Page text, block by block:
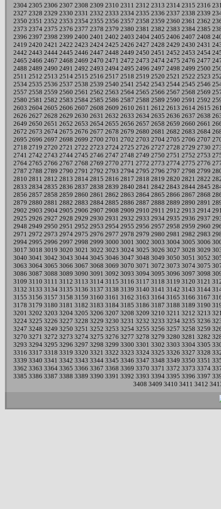
2304 2305 2306 2307 2308 2309 2310 2311 2312 2313 2314 2315 2316
2327 2328 2329 2330 2331 2332 2333 2334 2335 2336 2337 2338 2339
2350 2351 2352 2353 2354 2355 2356 2357 2358 2359 2360 2361 2362
2373 2374 2375 2376 2377 2378 2379 2380 2381 2382 2383 2384 2385
2396 2397 2398 2399 2400 2401 2402 2403 2404 2405 2406 2407 2408
2419 2420 2421 2422 2423 2424 2425 2426 2427 2428 2429 2430 2431
2442 2443 2444 2445 2446 2447 2448 2449 2450 2451 2452 2453 2454
2465 2466 2467 2468 2469 2470 2471 2472 2473 2474 2475 2476 2477
2488 2489 2490 2491 2492 2493 2494 2495 2496 2497 2498 2499 2500
2511 2512 2513 2514 2515 2516 2517 2518 2519 2520 2521 2522 2523
2534 2535 2536 2537 2538 2539 2540 2541 2542 2543 2544 2545 2546
2557 2558 2559 2560 2561 2562 2563 2564 2565 2566 2567 2568 2569
2580 2581 2582 2583 2584 2585 2586 2587 2588 2589 2590 2591 2592
2603 2604 2605 2606 2607 2608 2609 2610 2611 2612 2613 2614 2615
2626 2627 2628 2629 2630 2631 2632 2633 2634 2635 2636 2637 2638
2649 2650 2651 2652 2653 2654 2655 2656 2657 2658 2659 2660 2661
2672 2673 2674 2675 2676 2677 2678 2679 2680 2681 2682 2683 2684
2695 2696 2697 2698 2699 2700 2701 2702 2703 2704 2705 2706 2707
2718 2719 2720 2721 2722 2723 2724 2725 2726 2727 2728 2729 2730
2741 2742 2743 2744 2745 2746 2747 2748 2749 2750 2751 2752 2753
2764 2765 2766 2767 2768 2769 2770 2771 2772 2773 2774 2775 2776
2787 2788 2789 2790 2791 2792 2793 2794 2795 2796 2797 2798 2799
2810 2811 2812 2813 2814 2815 2816 2817 2818 2819 2820 2821 2822
2833 2834 2835 2836 2837 2838 2839 2840 2841 2842 2843 2844 2845
2856 2857 2858 2859 2860 2861 2862 2863 2864 2865 2866 2867 2868
2879 2880 2881 2882 2883 2884 2885 2886 2887 2888 2889 2890 2891
2902 2903 2904 2905 2906 2907 2908 2909 2910 2911 2912 2913 2914
2925 2926 2927 2928 2929 2930 2931 2932 2933 2934 2935 2936 2937
2948 2949 2950 2951 2952 2953 2954 2955 2956 2957 2958 2959 2960
2971 2972 2973 2974 2975 2976 2977 2978 2979 2980 2981 2982 2983
2994 2995 2996 2997 2998 2999 3000 3001 3002 3003 3004 3005 3006
3017 3018 3019 3020 3021 3022 3023 3024 3025 3026 3027 3028 3029
3040 3041 3042 3043 3044 3045 3046 3047 3048 3049 3050 3051 3052
3063 3064 3065 3066 3067 3068 3069 3070 3071 3072 3073 3074 3075
3086 3087 3088 3089 3090 3091 3092 3093 3094 3095 3096 3097 3098
3109 3110 3111 3112 3113 3114 3115 3116 3117 3118 3119 3120 3121
3132 3133 3134 3135 3136 3137 3138 3139 3140 3141 3142 3143 3144
3155 3156 3157 3158 3159 3160 3161 3162 3163 3164 3165 3166 3167
3178 3179 3180 3181 3182 3183 3184 3185 3186 3187 3188 3189 3190
3201 3202 3203 3204 3205 3206 3207 3208 3209 3210 3211 3212 3213
3224 3225 3226 3227 3228 3229 3230 3231 3232 3233 3234 3235 3236
3247 3248 3249 3250 3251 3252 3253 3254 3255 3256 3257 3258 3259
3270 3271 3272 3273 3274 3275 3276 3277 3278 3279 3280 3281 3282
3293 3294 3295 3296 3297 3298 3299 3300 3301 3302 3303 3304 3305
3316 3317 3318 3319 3320 3321 3322 3323 3324 3325 3326 3327 3328
3339 3340 3341 3342 3343 3344 3345 3346 3347 3348 3349 3350 3351
3362 3363 3364 3365 3366 3367 3368 3369 3370 3371 3372 3373 3374
3385 3386 3387 3388 3389 3390 3391 3392 3393 3394 3395 3396 3397
3408 3409 3410 3411 3412